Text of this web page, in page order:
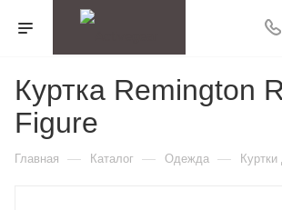
Куртка Remington
Figure
Главная — Каталог — Одежда —